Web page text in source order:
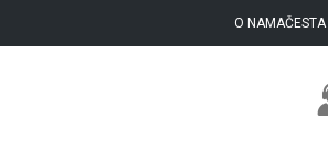
O NAMA